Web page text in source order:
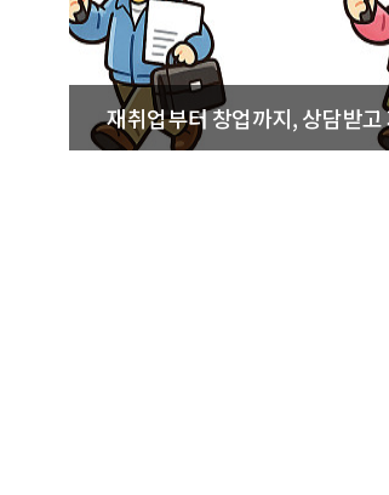
재취업부터 창업까지, 상담받